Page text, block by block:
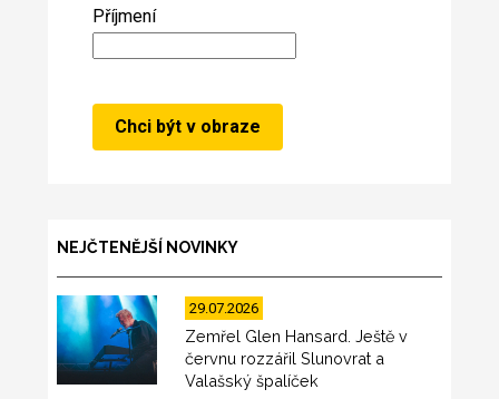
Příjmení
NEJČTENĚJŠÍ NOVINKY
29.07.2026
Zemřel Glen Hansard. Ještě v
červnu rozzářil Slunovrat a
Valašský špalíček